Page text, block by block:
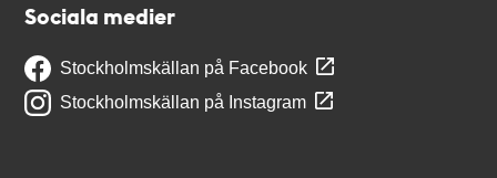
Sociala medier
Stockholmskällan på Facebook
Stockholmskällan på Instagram